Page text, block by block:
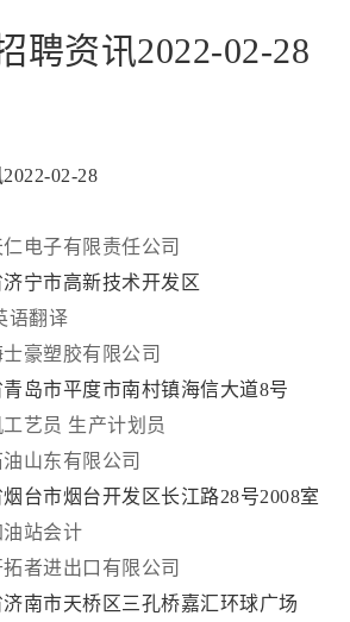
聘资讯2022-02-28
02-28
电子有限责任公司
宁市高新技术开发区
语翻译
豪塑胶有限公司
岛市平度市南村镇海信大道8号
艺员 生产计划员
山东有限公司
台市烟台开发区长江路28号2008室
站会计
者进出口有限公司
南市天桥区三孔桥嘉汇环球广场